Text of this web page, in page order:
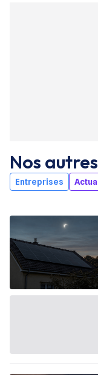
Nos
Entreprises